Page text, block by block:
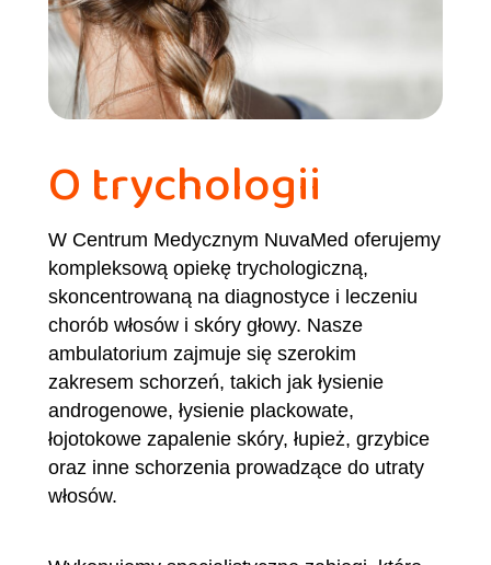
O trychologii
W Centrum Medycznym NuvaMed oferujemy
kompleksową opiekę trychologiczną,
skoncentrowaną na diagnostyce i leczeniu
chorób włosów i skóry głowy. Nasze
ambulatorium zajmuje się szerokim
zakresem schorzeń, takich jak łysienie
androgenowe, łysienie plackowate,
łojotokowe zapalenie skóry, łupież, grzybice
oraz inne schorzenia prowadzące do utraty
włosów.